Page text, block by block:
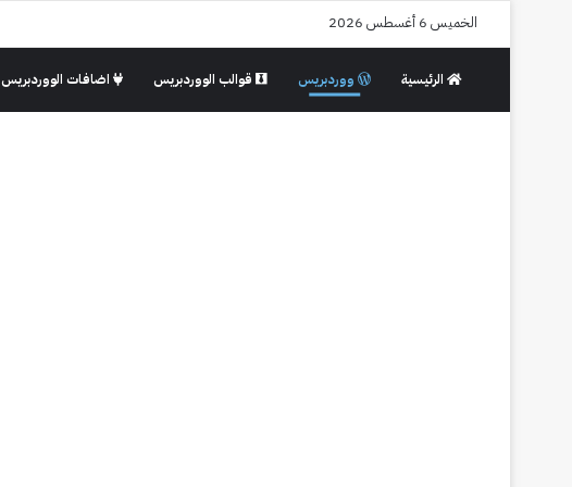
الخميس 6 أغسطس 2026
الرئيسية ووردبريس قوالب الووردبريس اضافات الووردبريس